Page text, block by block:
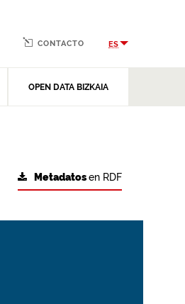
OPEN DATA BIZKAIA
CONTACTO ES
Metadatosen RDF